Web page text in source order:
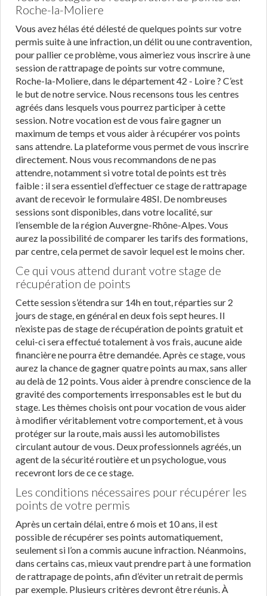
Roche-la-Moliere
Vous avez hélas été délesté de quelques points sur votre
permis suite à une infraction, un délit ou une contravention,
pour pallier ce problème, vous aimeriez vous inscrire à une
session de rattrapage de points sur votre commune,
Roche-la-Moliere, dans le département 42 - Loire ? C’est
le but de notre service. Nous recensons tous les centres
agréés dans lesquels vous pourrez participer à cette
session. Notre vocation est de vous faire gagner un
maximum de temps et vous aider à récupérer vos points
sans attendre. La plateforme vous permet de vous inscrire
directement. Nous vous recommandons de ne pas
attendre, notamment si votre total de points est très
faible : il sera essentiel d’effectuer ce stage de rattrapage
avant de recevoir le formulaire 48SI. De nombreuses
sessions sont disponibles, dans votre localité, sur
l’ensemble de la région Auvergne-Rhône-Alpes. Vous
aurez la possibilité de comparer les tarifs des formations,
par centre, cela permet de savoir lequel est le moins cher.
Ce qui vous attend durant votre stage de
récupération de points
Cette session s’étendra sur 14h en tout, réparties sur 2
jours de stage, en général en deux fois sept heures. Il
n’existe pas de stage de récupération de points gratuit et
celui-ci sera effectué totalement à vos frais, aucune aide
financière ne pourra être demandée. Après ce stage, vous
aurez la chance de gagner quatre points au max, sans aller
au delà de 12 points. Vous aider à prendre conscience de la
gravité des comportements irresponsables est le but du
stage. Les thèmes choisis ont pour vocation de vous aider
à modifier véritablement votre comportement, et à vous
protéger sur la route, mais aussi les automobilistes
circulant autour de vous. Deux professionnels agréés, un
agent de la sécurité routière et un psychologue, vous
recevront lors de ce ce stage.
Les conditions nécessaires pour récupérer les
points de votre permis
Après un certain délai, entre 6 mois et 10 ans, il est
possible de récupérer ses points automatiquement,
seulement si l’on a commis aucune infraction. Néanmoins,
dans certains cas, mieux vaut prendre part à une formation
de rattrapage de points, afin d’éviter un retrait de permis
par exemple. Plusieurs critères devront être réunis. À